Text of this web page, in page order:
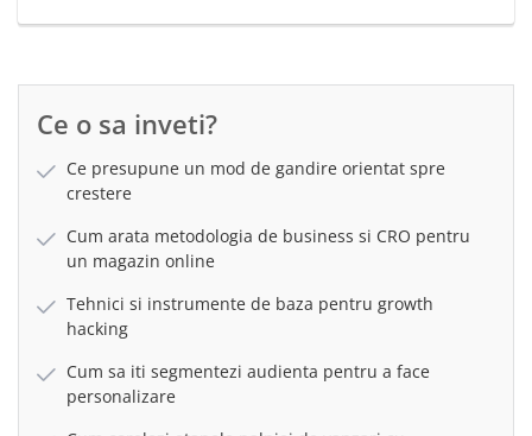
Ce o sa inveti?
Ce presupune un mod de gandire orientat spre
crestere
Cum arata metodologia de business si CRO pentru
un magazin online
Tehnici si instrumente de baza pentru growth
hacking
Cum sa iti segmentezi audienta pentru a face
personalizare